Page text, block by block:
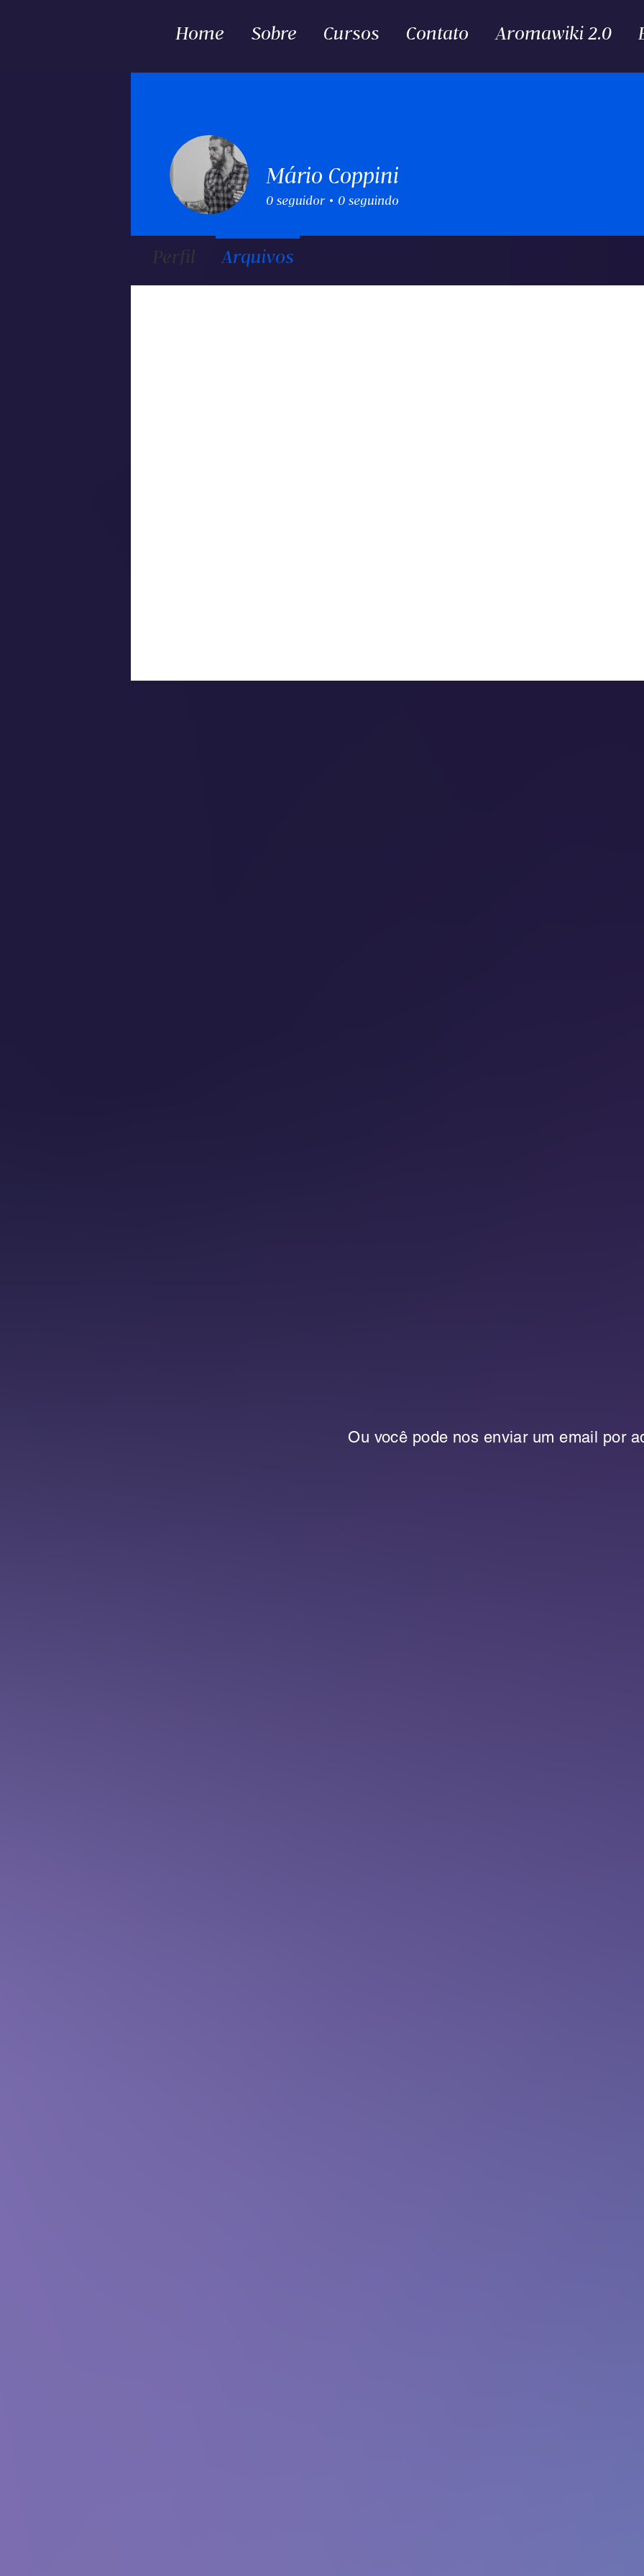
Home Sobre Cursos Contato Aromawiki 2.0
Mário Coppini
0 seguidor 0 seguindo
Perfil Arquivos
Ou você pode nos enviar um email por